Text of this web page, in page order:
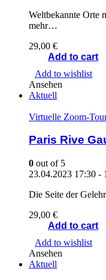
Weltbekannte Orte
mehr…
29,00 €
Add to cart
Add to wishlist
Ansehen
Aktuell
Virtuelle Zoom-
Paris Rive
0 out of 5
23.04.2023 17:30 -
Die Seite der
29,00 €
Add to cart
Add to wishlist
Ansehen
Aktuell